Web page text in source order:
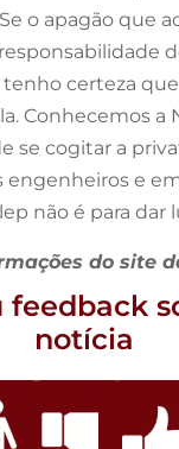
o apagão que
certeza
Conhecemos a
se cogitar a
engenheiros e
não é para dar
do site
feedback
notícia